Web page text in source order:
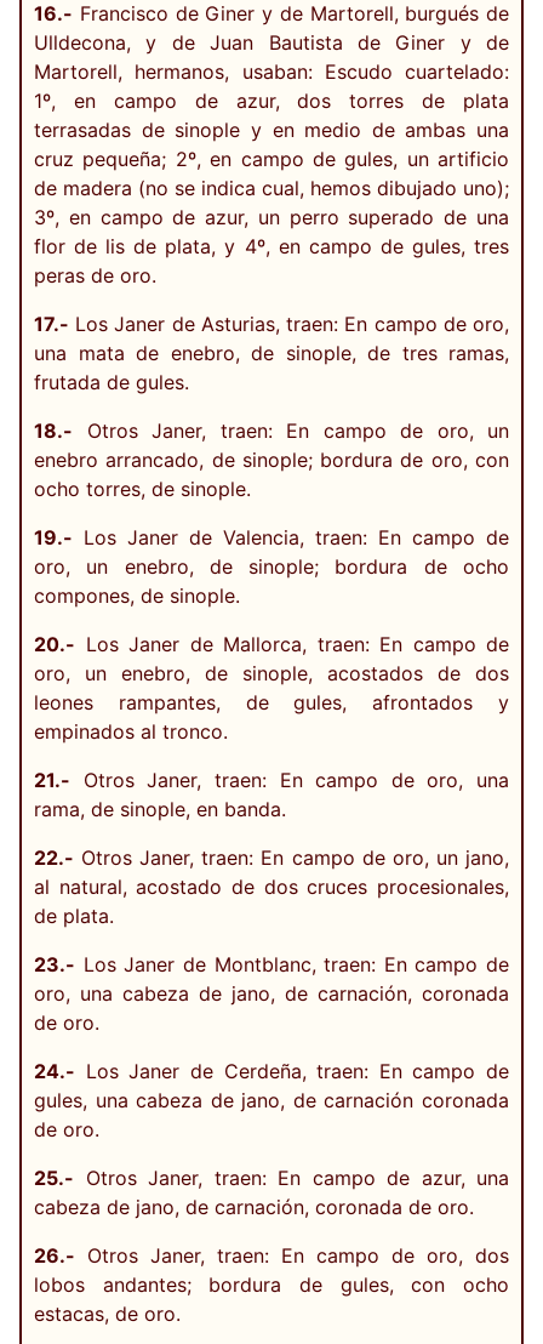
16.- Francisco de Giner y de Martorell, burgués de
Ulldecona, y de Juan Bautista de Giner y de
Martorell, hermanos, usaban: Escudo cuartelado:
1º, en campo de azur, dos torres de plata
terrasadas de sinople y en medio de ambas una
cruz pequeña; 2º, en campo de gules, un artificio
de madera (no se indica cual, hemos dibujado uno);
3º, en campo de azur, un perro superado de una
flor de lis de plata, y 4º, en campo de gules, tres
peras de oro.
17.- Los Janer de Asturias, traen: En campo de oro,
una mata de enebro, de sinople, de tres ramas,
frutada de gules.
18.- Otros Janer, traen: En campo de oro, un
enebro arrancado, de sinople; bordura de oro, con
ocho torres, de sinople.
19.- Los Janer de Valencia, traen: En campo de
oro, un enebro, de sinople; bordura de ocho
compones, de sinople.
20.- Los Janer de Mallorca, traen: En campo de
oro, un enebro, de sinople, acostados de dos
leones rampantes, de gules, afrontados y
empinados al tronco.
21.- Otros Janer, traen: En campo de oro, una
rama, de sinople, en banda.
22.- Otros Janer, traen: En campo de oro, un jano,
al natural, acostado de dos cruces procesionales,
de plata.
23.- Los Janer de Montblanc, traen: En campo de
oro, una cabeza de jano, de carnación, coronada
de oro.
24.- Los Janer de Cerdeña, traen: En campo de
gules, una cabeza de jano, de carnación coronada
de oro.
25.- Otros Janer, traen: En campo de azur, una
cabeza de jano, de carnación, coronada de oro.
26.- Otros Janer, traen: En campo de oro, dos
lobos andantes; bordura de gules, con ocho
estacas, de oro.